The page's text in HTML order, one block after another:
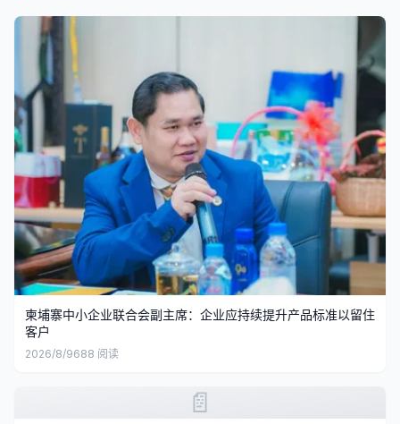
柬埔寨中小企业联合会副主席：企业应持续提升产品标准以留住
客户
2026/8/9688 阅读
📄